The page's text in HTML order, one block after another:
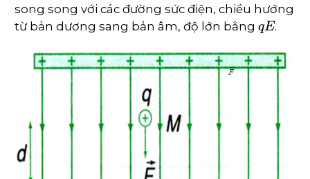
song song với các đường sức điện, chiều hướng
từ bản dương sang bản âm, độ lớn bằng qE.